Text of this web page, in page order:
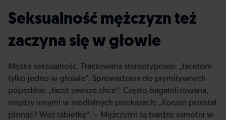
Seksualność mężczyzn też
zaczyna się w głowie
Męska seksualność. Traktowana stereotypowo: „facetom
tylko jedno w głowie”. Sprowadzana do prymitywnych
popędów: „facet zawsze chce”. Często bagatelizowana,
między innymi w medialnych przekazach: „Korzeń przestał
płonąć? Weź tabletkę”. – Mężczyźni są bardzo samotni w